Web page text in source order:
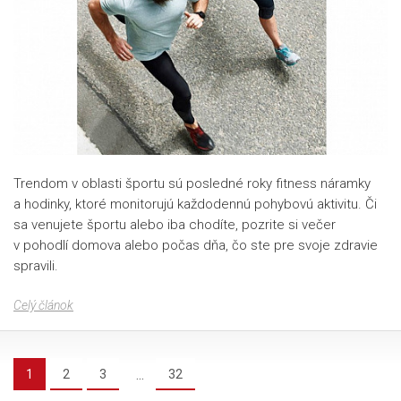
Trendom v oblasti športu sú posledné roky fitness náramky
a hodinky, ktoré monitorujú každodennú pohybovú aktivitu. Či
sa venujete športu alebo iba chodíte, pozrite si večer
v pohodlí domova alebo počas dňa, čo ste pre svoje zdravie
spravili.
Celý článok
1 2 3 32